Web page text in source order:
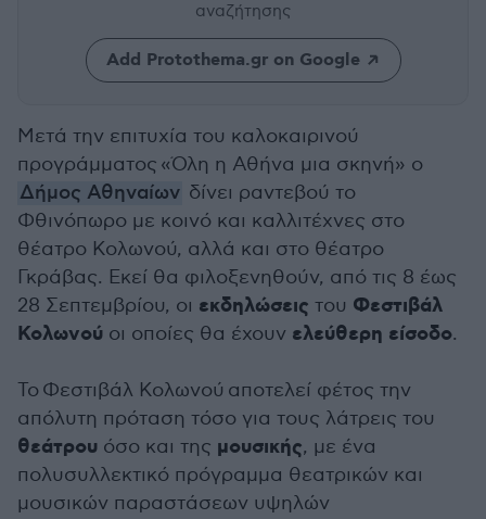
αναζήτησης
Add Protothema.gr on Google
Μετά την επιτυχία του καλοκαιρινού
προγράμματος «Όλη η Αθήνα μια σκηνή» ο
Δήμος Αθηναίων δίνει ραντεβού το
Φθινόπωρο με κοινό και καλλιτέχνες στο
θέατρο Κολωνού, αλλά και στο θέατρο
Γκράβας. Εκεί θα φιλοξενηθούν, από τις 8 έως
28 Σεπτεμβρίου, οι εκδηλώσεις του Φεστιβάλ
Κολωνού οι οποίες θα έχουν ελεύθερη είσοδο.
Το Φεστιβάλ Κολωνού αποτελεί φέτος την
απόλυτη πρόταση τόσο για τους λάτρεις του
θεάτρου όσο και της μουσικής, με ένα
πολυσυλλεκτικό πρόγραμμα θεατρικών και
μουσικών παραστάσεων υψηλών